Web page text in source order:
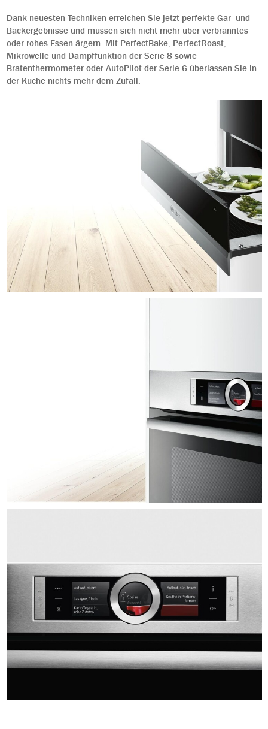
Dank neuesten Techniken erreichen Sie jetzt perfekte Gar- und
Backergebnisse und müssen sich nicht mehr über verbranntes
oder rohes Essen ärgern. Mit PerfectBake, PerfectRoast,
Mikrowelle und Dampffunktion der Serie 8 sowie
Bratenthermometer oder AutoPilot der Serie 6 überlassen Sie in
der Küche nichts mehr dem Zufall.